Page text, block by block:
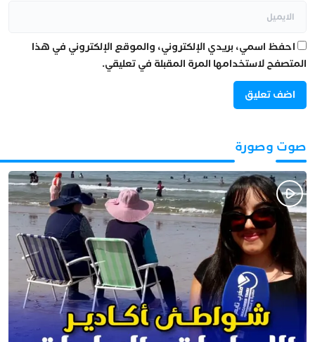
احفظ اسمي، بريدي الإلكتروني، والموقع الإلكتروني في هذا
المتصفح لاستخدامها المرة المقبلة في تعليقي.
صوت وصورة